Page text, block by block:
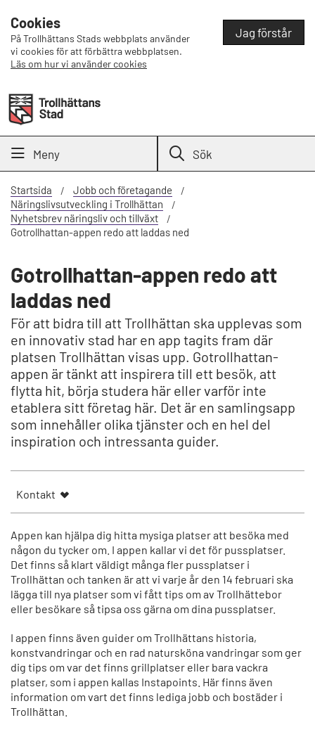
Cookies
På Trollhättans Stads webbplats använder
vi cookies för att förbättra webbplatsen.
Läs om hur vi använder cookies
Jag förstår
Meny Sök
Startsida
Jobb och företagande
Näringslivsutveckling i Trollhättan
Nyhetsbrev näringsliv och tillväxt
Gotrollhattan-appen redo att laddas ned
Gotrollhattan-appen redo att
laddas ned
För att bidra till att Trollhättan ska upplevas som
en innovativ stad har en app tagits fram där
platsen Trollhättan visas upp. Gotrollhattan-
appen är tänkt att inspirera till ett besök, att
flytta hit, börja studera här eller varför inte
etablera sitt företag här. Det är en samlingsapp
som innehåller olika tjänster och en hel del
inspiration och intressanta guider.
Kontakt
Appen kan hjälpa dig hitta mysiga platser att besöka med
någon du tycker om. I appen kallar vi det för pussplatser.
Det finns så klart väldigt många fler pussplatser i
Trollhättan och tanken är att vi varje år den 14 februari ska
lägga till nya platser som vi fått tips om av Trollhättebor
eller besökare så tipsa oss gärna om dina pussplatser.
I appen finns även guider om Trollhättans historia,
konstvandringar och en rad natursköna vandringar som ger
dig tips om var det finns grillplatser eller bara vackra
platser, som i appen kallas Instapoints. Här finns även
information om vart det finns lediga jobb och bostäder i
Trollhättan.